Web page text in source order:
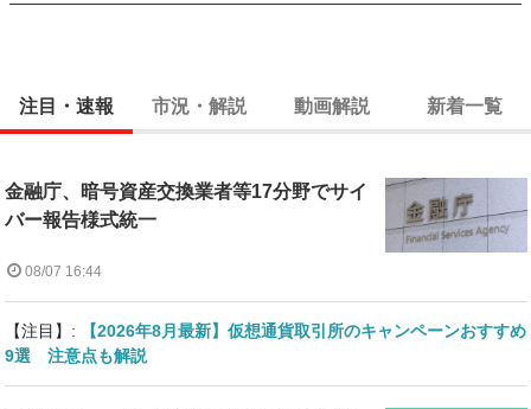
注目・速報 市況・解説 動画解説 新着一覧
金融庁、暗号資産交換業者等17分野でサイ
バー報告様式統一
08/07 16:44
【注目】:
【2026年8月最新】仮想通貨取引所のキャンペーンおすすめ
9選 注意点も解説